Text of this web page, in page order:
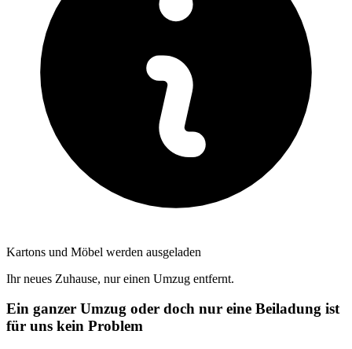
Kartons und Möbel werden ausgeladen
Ihr neues Zuhause, nur einen Umzug entfernt.
Ein ganzer Umzug oder doch nur eine Beiladung ist
für uns kein Problem